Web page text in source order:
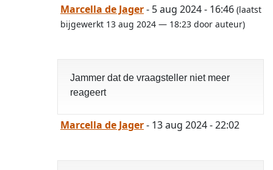
Marcella de Jager- 5 aug 2024 - 16:46 (laatst
bijgewerkt 13 aug 2024 — 18:23 door auteur)
Jammer dat de vraagsteller niet meer
reageert
Marcella de Jager- 13 aug 2024 - 22:02